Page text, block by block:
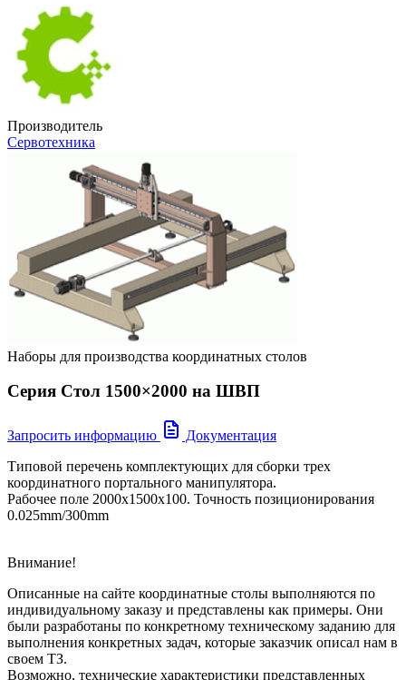
Производитель
Сервотехника
Наборы для производства координатных столов
Серия Стол 1500×2000 на ШВП
Запросить информацию
Документация
Типовой перечень комплектующих для сборки трех
координатного портального манипулятора.
Рабочее поле 2000x1500x100. Точность позиционирования
0.025mm/300mm
Внимание!
Описанные на сайте координатные столы выполняются по
индивидуальному заказу и представлены как примеры. Они
были разработаны по конкретному техническому заданию для
выполнения конкретных задач, которые заказчик описал нам в
своем ТЗ.
Возможно, технические характеристики представленных